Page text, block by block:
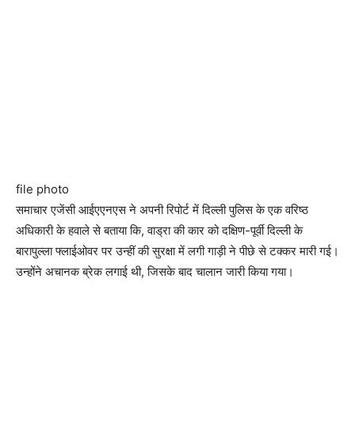
file photo
समाचार एजेंसी आईएएनएस ने अपनी रिपोर्ट में दिल्ली पुलिस के एक वरिष्ठ
अधिकारी के हवाले से बताया कि, वाड्रा की कार को दक्षिण-पूर्वी दिल्ली के
बारापुल्ला फ्लाईओवर पर उन्हीं की सुरक्षा में लगी गाड़ी ने पीछे से टक्कर मारी गई।
उन्होंने अचानक ब्रेक लगाई थी, जिसके बाद चालान जारी किया गया।